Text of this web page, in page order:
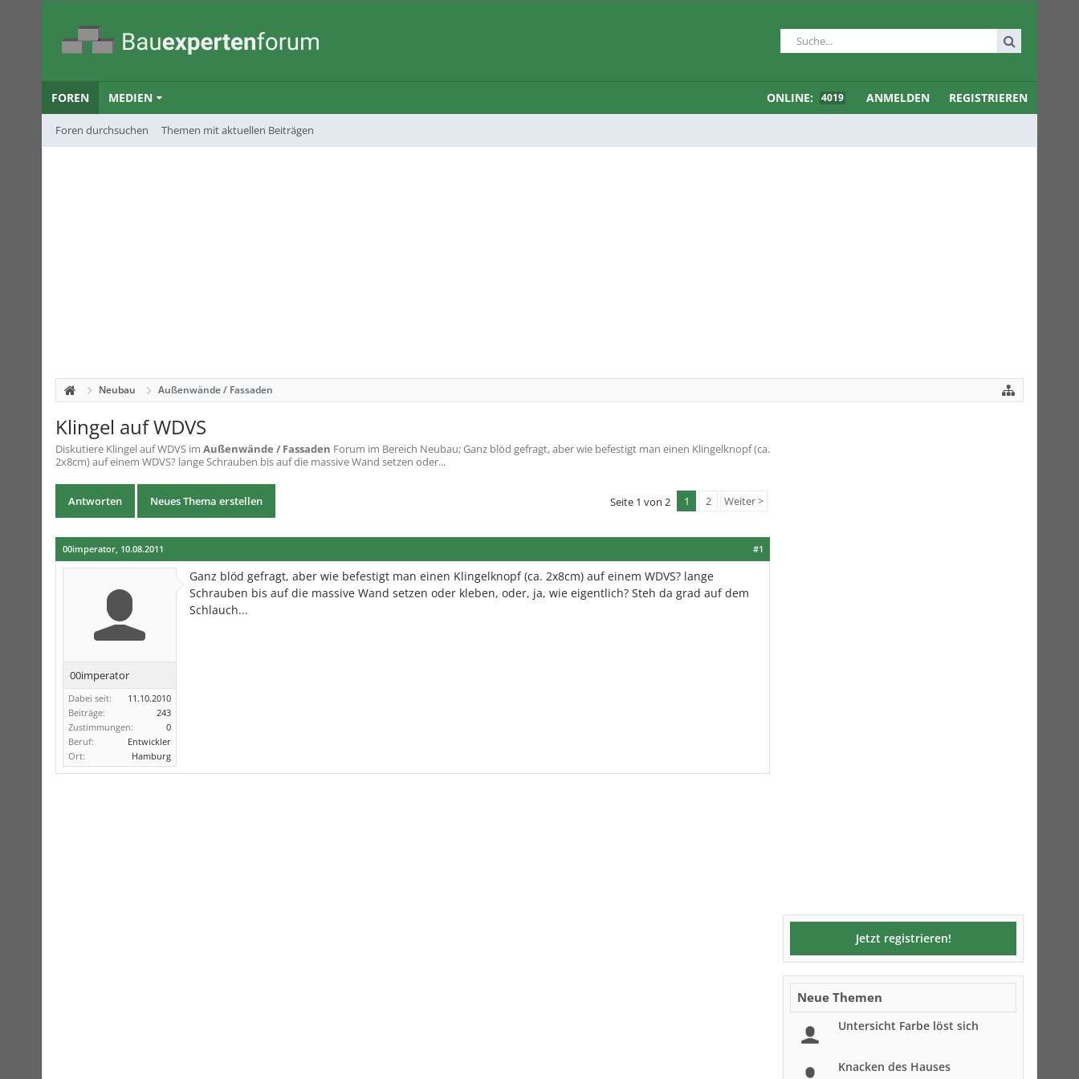
FOREN
Foren durchsuchen Themen mit aktuellen Beiträgen
MEDIEN ONLINE: 4019 ANMELDEN REGISTRIEREN
Neubau Außenwände / Fassaden
Klingel auf WDVS
Diskutiere Klingel auf WDVS im Außenwände / Fassaden Forum im Bereich Neubau; Ganz blöd gefragt, aber wie befestigt man einen Klingelknopf (ca.
2x8cm) auf einem WDVS? lange Schrauben bis auf die massive Wand setzen oder...
Antworten Neues Thema erstellen Seite 1 von 2 1 2 Weiter >
#1
00imperator, 10.08.2011
00imperator
Dabei seit:
11.10.2010
Beiträge:
243
Zustimmungen:
0
Beruf:
Entwickler
Ort:
Hamburg
Ganz blöd gefragt, aber wie befestigt man einen Klingelknopf (ca. 2x8cm) auf einem WDVS? lange
Schrauben bis auf die massive Wand setzen oder kleben, oder, ja, wie eigentlich? Steh da grad auf dem
Schlauch...
Jetzt registrieren!
Neue Themen
Untersicht Farbe löst sich
Knacken des Hauses